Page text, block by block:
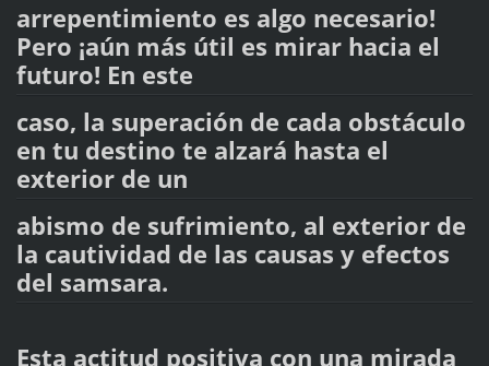
arrepentimiento es algo necesario!
Pero ¡aún más útil es mirar hacia el
futuro! En este
caso, la superación de cada obstáculo
en tu destino te alzará hasta el
exterior de un
abismo de sufrimiento, al exterior de
la cautividad de las causas y efectos
del samsara.
Esta actitud positiva con una mirada